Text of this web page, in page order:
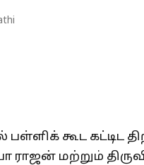
கூட கட்டிட
ராஜன் மற்றும்